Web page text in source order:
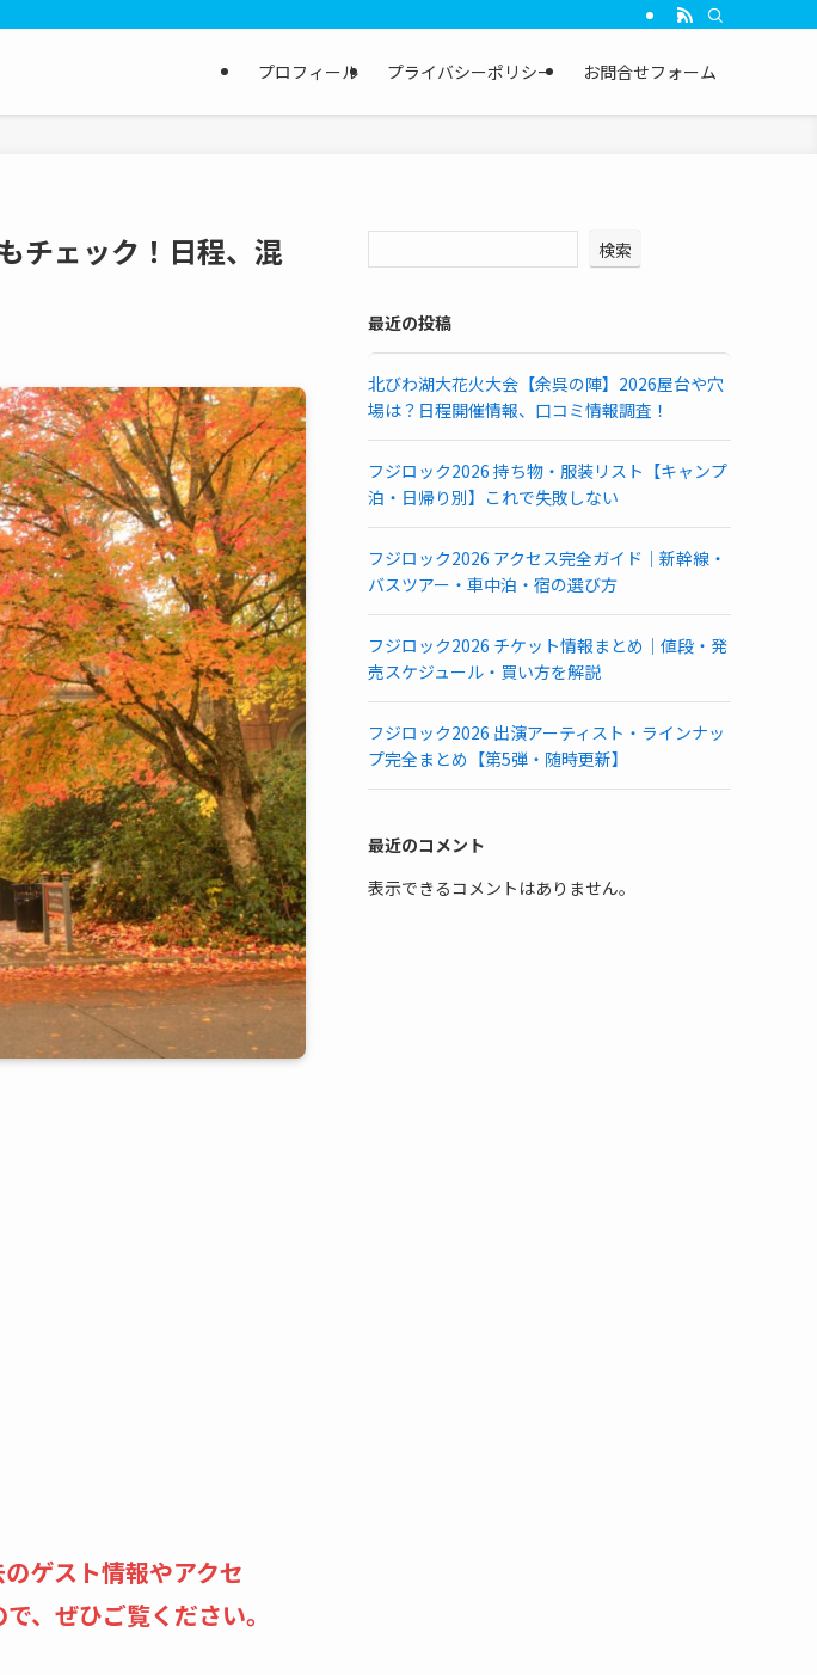
プロフィール プライバシーポリシー お問合せフォーム
チェック！日程、混
ゲスト情報やアクセ
、ぜひご覧ください。
検索
最近の投稿
北びわ湖大花火大会【余呉の陣】2026屋台や穴
場は？日程開催情報、口コミ情報調査！
フジロック2026 持ち物・服装リスト【キャンプ
泊・日帰り別】これで失敗しない
フジロック2026 アクセス完全ガイド｜新幹線・
バスツアー・車中泊・宿の選び方
フジロック2026 チケット情報まとめ｜値段・発
売スケジュール・買い方を解説
フジロック2026 出演アーティスト・ラインナッ
プ完全まとめ【第5弾・随時更新】
最近のコメント
表示できるコメントはありません。